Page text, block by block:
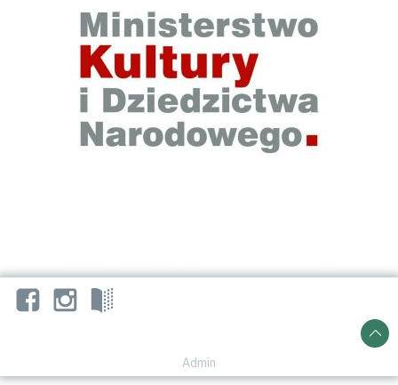
Admin